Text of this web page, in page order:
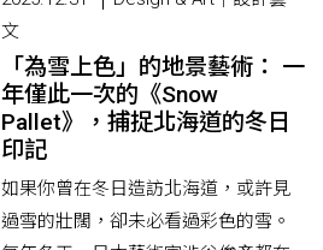
文
「為雪上色」的地景藝術： 一
年僅此一次的《Snow
Pallet》，捕捉北海道的冬日
印記
如果你曾在冬日造訪北海道，或許見
過雪的壯闊，卻未必看過彩色的雪。